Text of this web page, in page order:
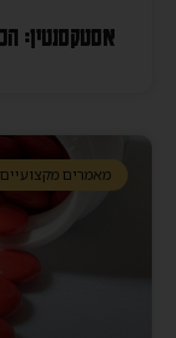
אסטקסנטין:
מאמרים מקצועיים